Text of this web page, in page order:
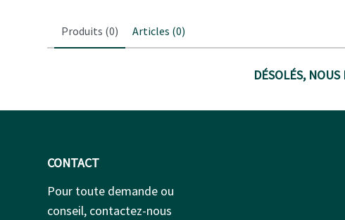
Produits (0) Articles (0)
DÉSOLÉS,
CONTACT
Pour toute demande ou
conseil, contactez-nous